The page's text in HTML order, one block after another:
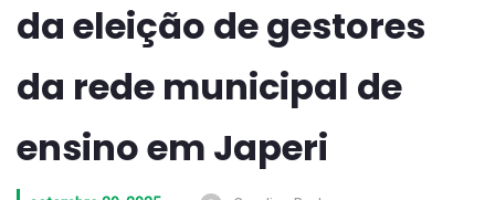
da eleição de gestores
da rede municipal de
ensino em Japeri